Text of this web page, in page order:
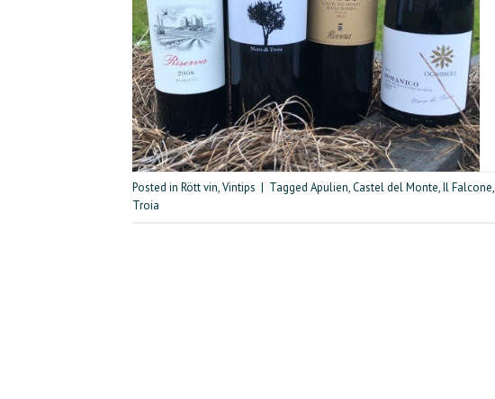
Posted in Rött vin,Vintips | Tagged Apulien,Castel del Monte,Il Falcone,
Troia